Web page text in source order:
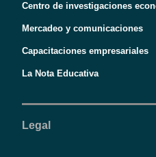
Centro de investigaciones
Mercadeo y comunicaciones
Capacitaciones empresariales
La Nota Educativa
Legal